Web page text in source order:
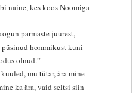
naine, kes koos Noomiga
parmaste juurest,
hommikust kuni
olnud.”
mu tütar, ära mine
ka ära, vaid seltsi siin